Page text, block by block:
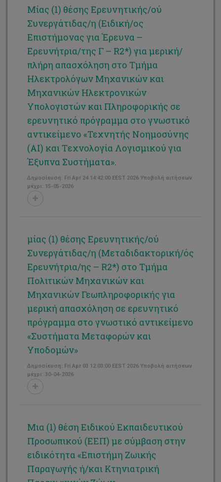
Μίας (1) θέσης Ερευνητικής/ού
Συνεργάτιδας/η (Ειδική/ος
Επιστήμονας για Έρευνα –
Ερευνήτρια/της Γ – R2*) για μερική/
πλήρη απασχόληση στο Τμήμα
Ηλεκτρολόγων Μηχανικών και
Μηχανικών Ηλεκτρονικών
Υπολογιστών και Πληροφορικής σε
ερευνητικό πρόγραμμα στο γνωστικό
αντικείμενο «Τεχνητής Νοημοσύνης
(ΑΙ) και Tεχνολογία Λογισμικού για
Έξυπνα Συστήματα».
Δημοσίευση: Fri Apr 24 14:42:00 EEST 2026 Υποβολή αιτήσεων
μέχρι: 15-05-2026
μίας (1) θέσης Ερευνητικής/ού
Συνεργάτιδας/η (Μεταδιδακτορική/ός
Ερευνήτρια/ης – R2*) στο Τμήμα
Πολιτικών Μηχανικών και
Μηχανικών Γεωπληροφορικής για
μερική απασχόληση σε ερευνητικό
πρόγραμμα στο γνωστικό αντικείμενο
«Συστήματα Μεταφορών και
Υποδομών»
Δημοσίευση: Fri Apr 03 12:03:00 EEST 2026 Υποβολή αιτήσεων
μέχρι: 30-04-2026
Μια (1) θέση Ειδικού Εκπαιδευτικού
Προσωπικού (ΕΕΠ) με σύμβαση στην
ειδικότητα «Επιστήμη Ζωικής
Παραγωγής ή/και Κτηνιατρική